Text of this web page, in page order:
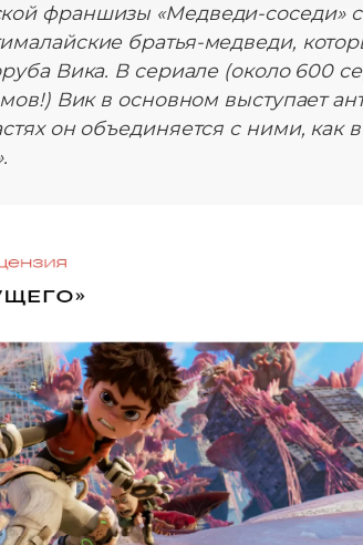
франшизы «Медведи-соседи» с
братья-медведи,
Вика. В сериале (около 600
Вик в основном выступает
он объединяется с ними, как